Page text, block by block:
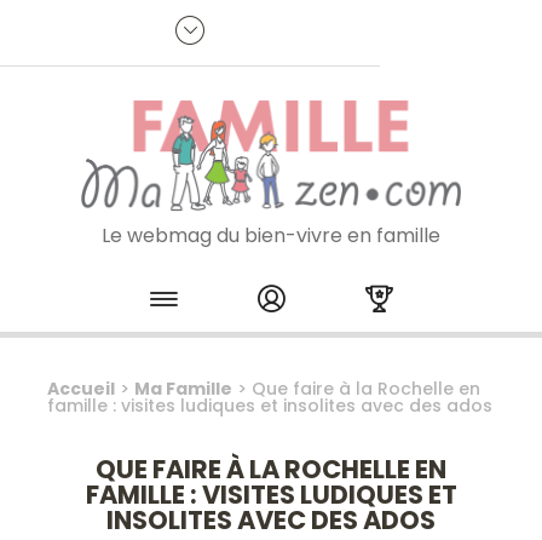
Je m'inscris à la newsletter
Le webmag du bien-vivre en famille
Skip to content
Accueil > Ma Famille > Que faire à la Rochelle en
famille : visites ludiques et insolites avec des ados
QUE FAIRE À LA ROCHELLE EN
FAMILLE : VISITES LUDIQUES ET
INSOLITES AVEC DES ADOS
Panneau de gestion des cookies